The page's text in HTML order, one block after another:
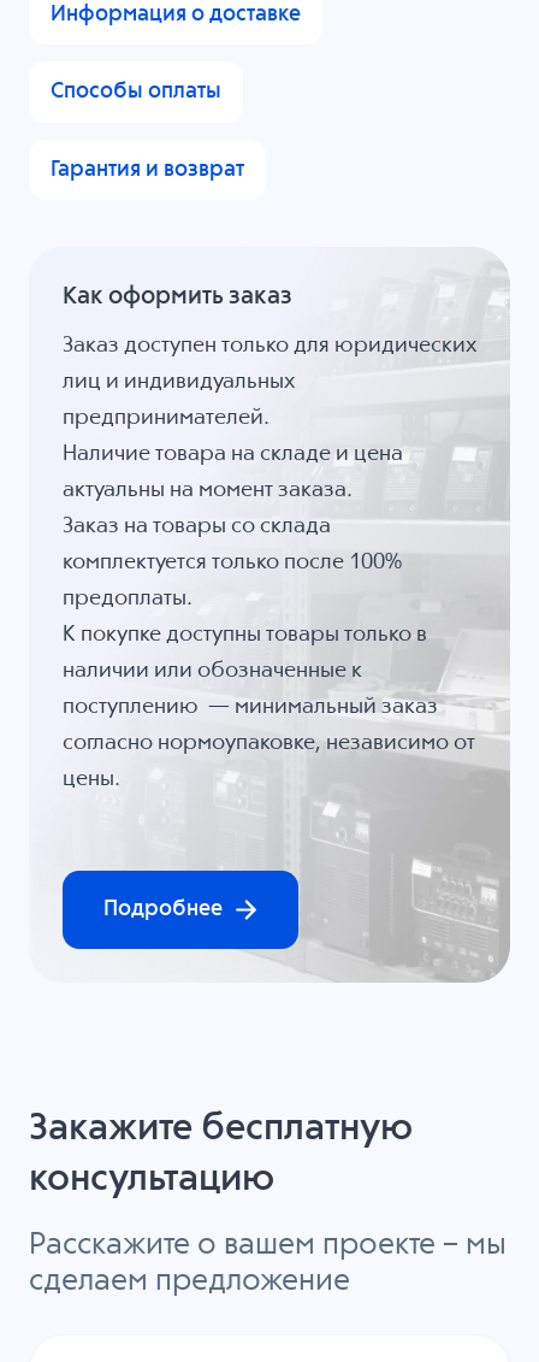
Информация о доставке
Способы оплаты
Гарантия и возврат
Как оформить заказ
Заказ доступен только для юридических
лиц и индивидуальных
предпринимателей.
Наличие товара на складе и цена
актуальны на момент заказа.
Заказ на товары со склада
комплектуется только после 100%
предоплаты.
К покупке доступны товары только в
наличии или обозначенные к
поступлению — минимальный заказ
согласно нормоупаковке, независимо от
цены.
Подробнее
Закажите бесплатную
консультацию
Расскажите о вашем проекте – мы
сделаем предложение